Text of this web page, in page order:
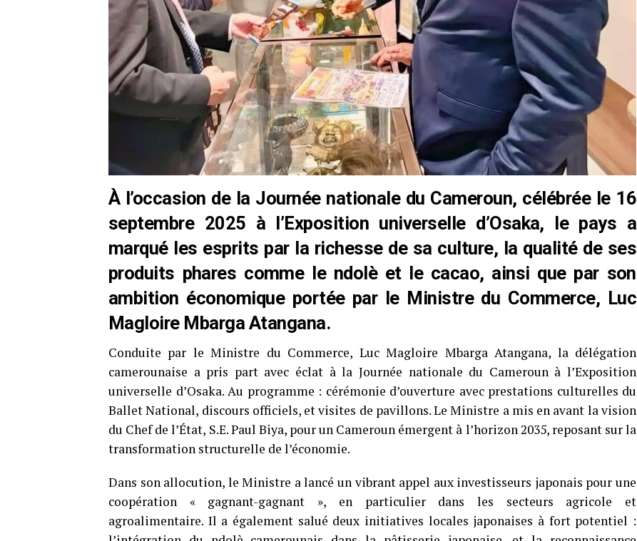
À l’occasion de la Journée nationale du Cameroun, célébrée le 16
septembre 2025 à l’Exposition universelle d’Osaka, le pays a
marqué les esprits par la richesse de sa culture, la qualité de ses
produits phares comme le ndolè et le cacao, ainsi que par son
ambition économique portée par le Ministre du Commerce, Luc
Magloire Mbarga Atangana.
Conduite par le Ministre du Commerce, Luc Magloire Mbarga Atangana, la délégation
camerounaise a pris part avec éclat à la Journée nationale du Cameroun à l’Exposition
universelle d’Osaka. Au programme : cérémonie d’ouverture avec prestations culturelles du
Ballet National, discours officiels, et visites de pavillons. Le Ministre a mis en avant la vision
du Chef de l’État, S.E. Paul Biya, pour un Cameroun émergent à l’horizon 2035, reposant sur la
transformation structurelle de l’économie.
Dans son allocution, le Ministre a lancé un vibrant appel aux investisseurs japonais pour une
coopération « gagnant-gagnant », en particulier dans les secteurs agricole et
agroalimentaire. Il a également salué deux initiatives locales japonaises à fort potentiel :